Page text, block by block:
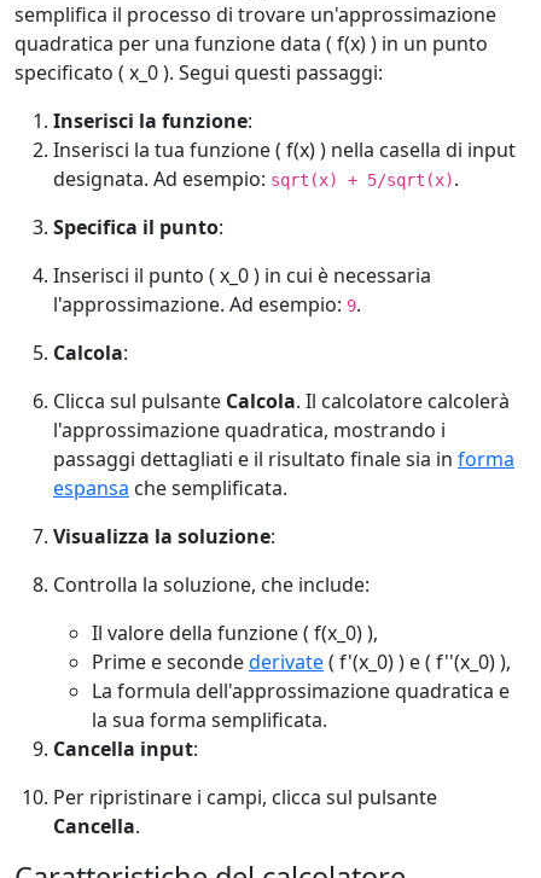
semplifica il processo di trovare un'approssimazione
quadratica per una funzione data ( f(x) ) in un punto
specificato ( x_0 ). Segui questi passaggi:
Inserisci la funzione:
Inserisci la tua funzione ( f(x) ) nella casella di input
designata. Ad esempio: sqrt(x) + 5/sqrt(x).
Specifica il punto:
Inserisci il punto ( x_0 ) in cui è necessaria
l'approssimazione. Ad esempio: 9.
Calcola:
Clicca sul pulsante Calcola. Il calcolatore calcolerà
l'approssimazione quadratica, mostrando i
passaggi dettagliati e il risultato finale sia in forma
espansa che semplificata.
Visualizza la soluzione:
Controlla la soluzione, che include:
Il valore della funzione ( f(x_0) ),
Prime e secondederivate( f'(x_0) ) e ( f''(x_0) ),
La formula dell'approssimazione quadratica e
la sua forma semplificata.
Cancella input:
Per ripristinare i campi, clicca sul pulsante
Cancella.